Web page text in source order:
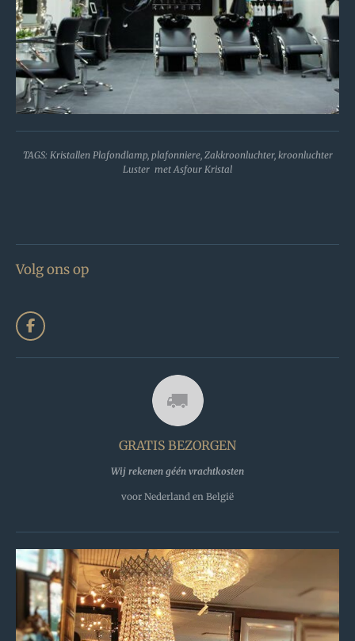
TAGS: Kristallen Plafondlamp, plafonniere, Zakkroonluchter, kroonluchter
Luster met Asfour Kristal
Volg ons op
F
a
c
GRATIS BEZORGEN
Wij rekenen géén vrachtkosten
voor Nederland en België